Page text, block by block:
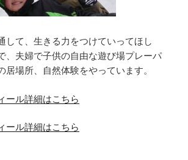
して、生きる力をつけていってほし
、夫婦で子供の自由な遊び場プレーパ
居場所、自然体験をやっています。
ール詳細はこちら
ール詳細はこちら